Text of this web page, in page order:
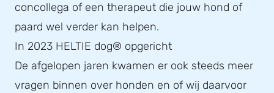
concollega of een therapeut die jouw hond of
paard wel verder kan helpen.
In 2023 HELTIE dog® opgericht
De afgelopen jaren kwamen er ook steeds meer
vragen binnen over honden en of wij daarvoor